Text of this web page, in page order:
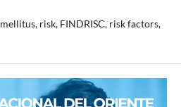
risk, FINDRISC, risk factors,